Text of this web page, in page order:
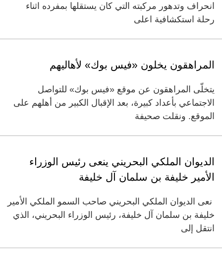
انحراف وتدهور مركبته التي كان يستقلها بمفرده اثناء
رحلة استكشافية اعلى
المراهقون يخلون «فيس بوك» لأهاليهم
يتخلّى المراهقون عن موقع «فيس بوك» للتواصل
الاجتماعي بأعداد كبيرة، بعد الإقبال الكبير من أهلهم على
الموقع. ونقلت صحيفة
الديوان الملكي البحريني ينعى رئيس الوزراء
الأمير خليفة بن سلمان آل خليفة
نعى الديوان الملكي البحريني صاحب السمو الملكي الأمير
خليفة بن سلمان آل خليفة، رئيس الوزراء البحريني، الذي
انتقل إلى